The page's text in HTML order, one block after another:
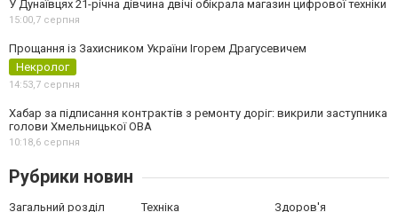
У Дунаївцях 21-річна дівчина двічі обікрала магазин цифрової техніки
15:00,7 серпня
Прощання із Захисником України Ігорем Драгусевичем
Некролог
14:53,7 серпня
Хабар за підписання контрактів з ремонту доріг: викрили заступника
голови Хмельницької ОВА
10:18,6 серпня
Рубрики новин
Загальний розділ Техніка Здоров'я